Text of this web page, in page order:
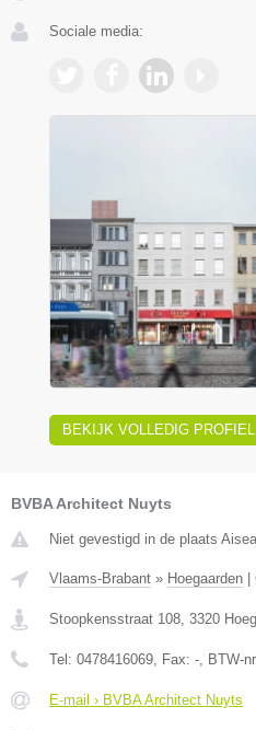
Sociale media:
BEKIJK VOLLEDIG PROFIEL
BVBA Architect Nuyts
Niet gevestigd in de plaats
Vlaams-Brabant » Hoegaarden |
Stoopkensstraat 108 3320
Tel: 0478416069 , Fax: - , BTW-
E-mail › BVBA Architect Nuyts